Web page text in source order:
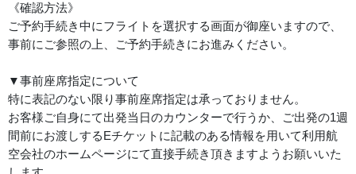
《確認方法》
ご予約手続き中にフライトを選択する画面が御座いますので、
事前にご参照の上、ご予約手続きにお進みください。
▼事前座席指定について
特に表記のない限り事前座席指定は承っておりません。
お客様ご自身にて出発当日のカウンターで行うか、ご出発の1週
間前にお渡しするEチケットに記載のある情報を用いて利用航
空会社のホームページにて直接手続き頂きますようお願いいた